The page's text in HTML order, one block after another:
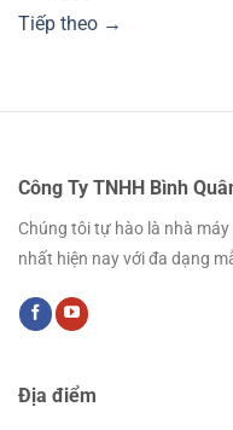
Tiếp theo →
Công Ty TNHH Bình
Chúng tôi tự hào là nhà
nhất hiện nay với đa dạng
Địa điểm